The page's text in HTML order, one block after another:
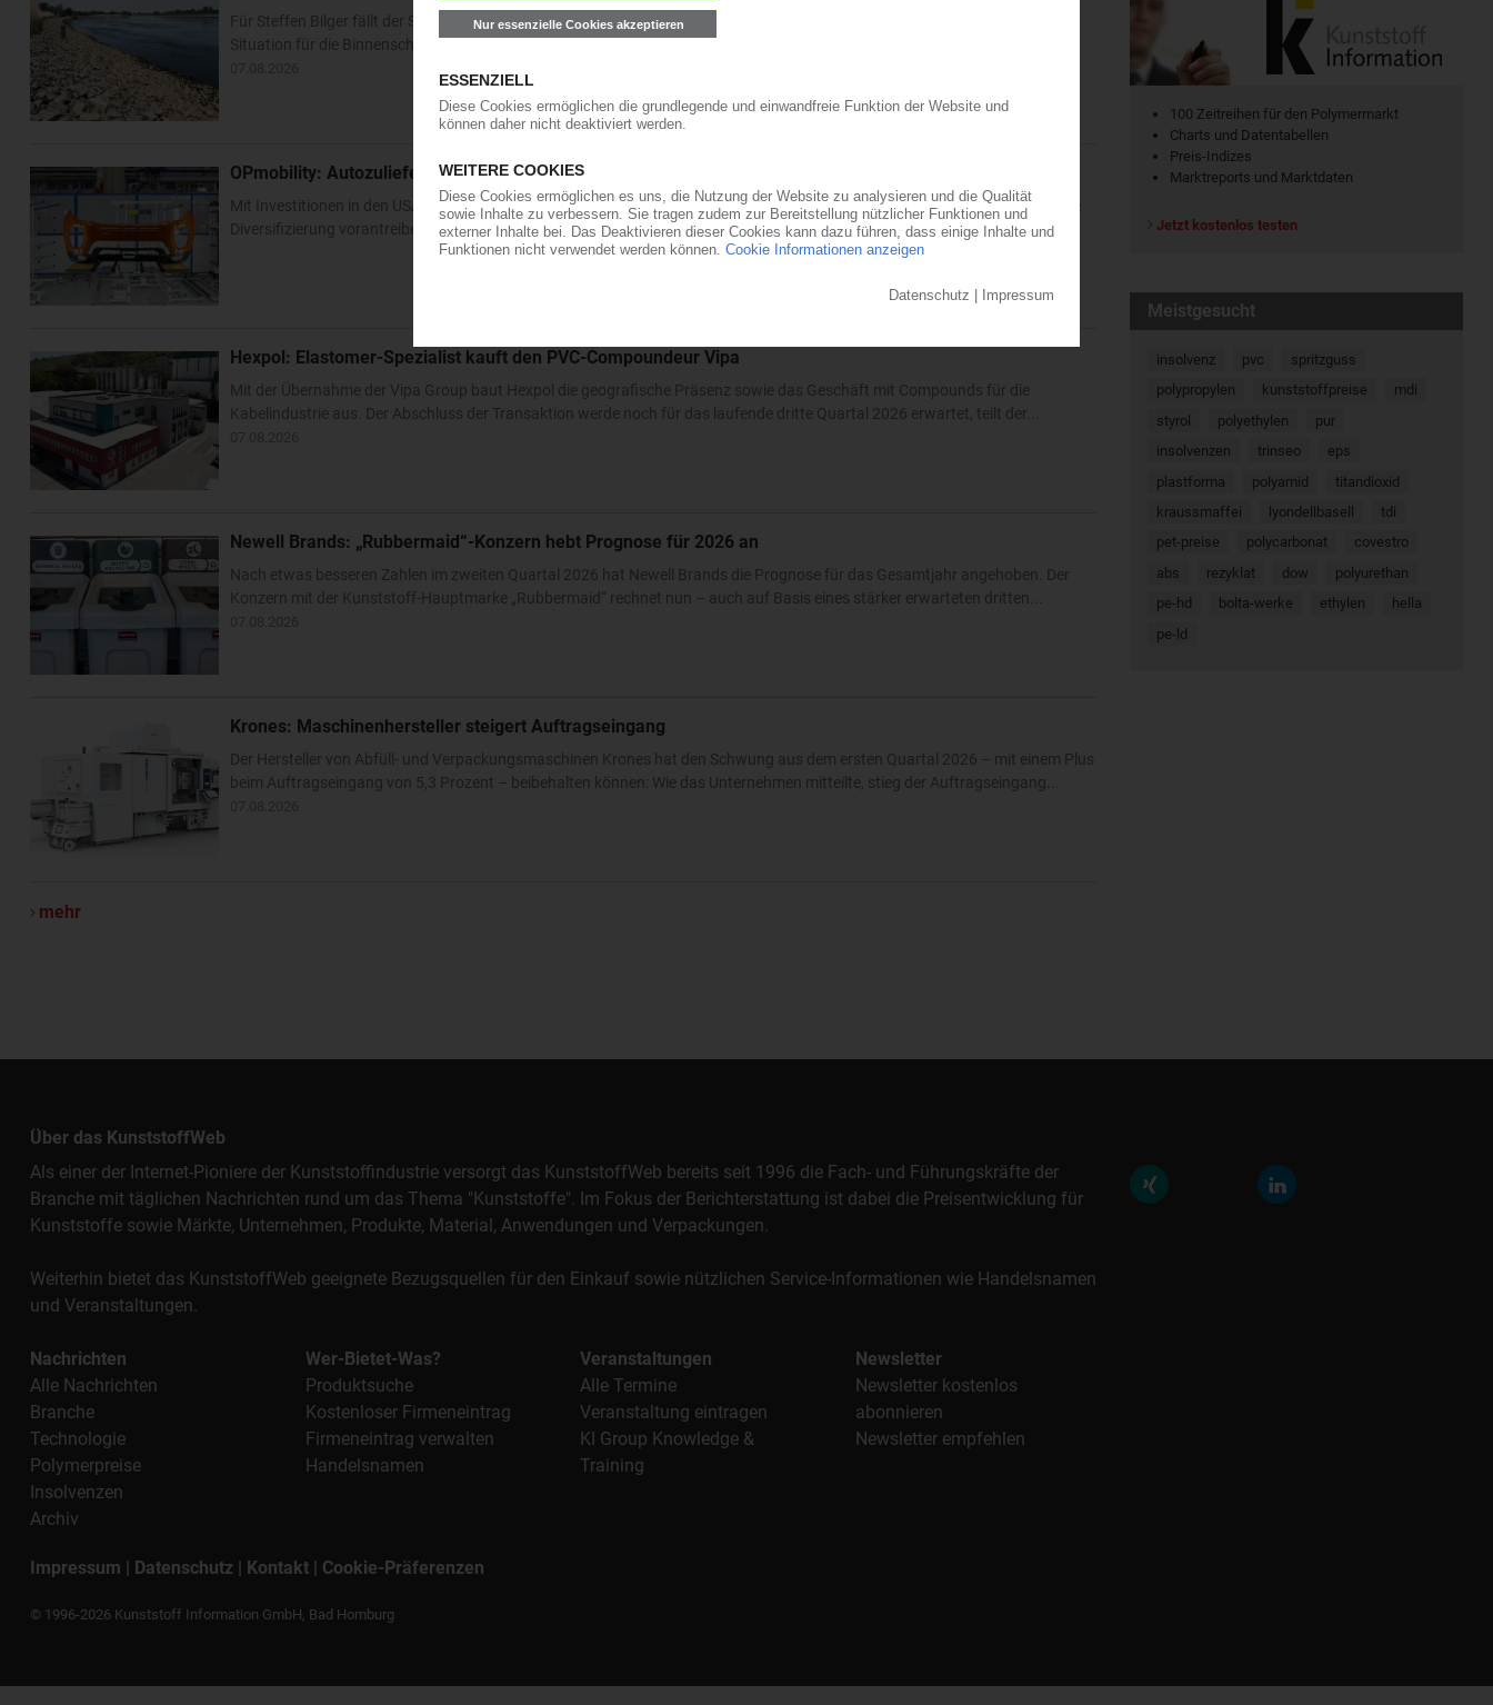
Für Steffen Bilger fällt der Sommerurlaub derzeit so flach wie das Niedrigwasser im Rhein. Angesichts der dramatischen
Situation für die Binnenschifffahrt hat der frisch gekürte Bundesverkehrsminister zur Konferenz nach Bonn geladen. Dort...
OPmobility: Autozulieferer verstärkt Präsenz in den USA und Asien
Mit Investitionen in den USA und Asien will der Automobilzulieferer OPmobility – die frühere Plastic Omnium – seine regionale
Diversifizierung vorantreiben. Im US-Bundesstaat Ohio errichtet der familiengeführte Automobilzulieferer ein... 07.08.2026
Hexpol: Elastomer-Spezialist kauft den PVC-Compoundeur Vipa
Mit der Übernahme der Vipa Group baut Hexpol die geografische Präsenz sowie das Geschäft mit Compounds für die
Kabelindustrie aus. Der Abschluss der Transaktion werde noch für das laufende dritte Quartal 2026 erwartet, teilt der...
Newell Brands: „Rubbermaid“-Konzern hebt Prognose für 2026 an
Nach etwas besseren Zahlen im zweiten Quartal 2026 hat Newell Brands die Prognose für das Gesamtjahr angehoben. Der
Konzern mit der Kunststoff-Hauptmarke „Rubbermaid“ rechnet nun – auch auf Basis eines stärker erwarteten dritten...
Krones: Maschinenhersteller steigert Auftragseingang
Der Hersteller von Abfüll- und Verpackungsmaschinen Krones hat den Schwung aus dem ersten Quartal 2026 – mit einem Plus
beim Auftragseingang von 5,3 Prozent – beibehalten können: Wie das Unternehmen mitteilte, stieg der Auftragseingang...
mehr
100 Zeitreihen für den Polymermarkt
Charts und Datentabellen
Preis-Indizes
Marktreports und Marktdaten
Jetzt kostenlos testen
Meistgesucht
insolvenz pvc
spritzguss
polypropylen
kunststoffpreise
mdi
styrol
polyethylen
pur
insolvenzen
trinseo
eps
plastforma
polyamid
titandioxid
kraussmaffei
lyondellbasell
tdi
pet-preise
polycarbonat
covestro
abs
rezyklat dow
polyurethan
pe-hd
bolta-werke ethylen
hella
pe-ld
Über das KunststoffWeb
Als einer der Internet-Pioniere der Kunststoffindustrie versorgt das KunststoffWeb bereits seit 1996 die Fach- und Führungskräfte der
Branche mit täglichen Nachrichten rund um das Thema "Kunststoffe". Im Fokus der Berichterstattung ist dabei die Preisentwicklung für
Kunststoffe sowie Märkte, Unternehmen, Produkte, Material, Anwendungen und Verpackungen.
Weiterhin bietet das KunststoffWeb geeignete Bezugsquellen für den Einkauf sowie nützlichen Service-Informationen wie Handelsnamen
und Veranstaltungen.
Nachrichten
Alle Nachrichten
Branche
Technologie
Polymerpreise
Insolvenzen
Archiv
Wer-Bietet-Was?
Produktsuche
Kostenloser Firmeneintrag
Firmeneintrag verwalten
Handelsnamen
Veranstaltungen
Alle Termine
Veranstaltung eintragen
KI Group Knowledge &
Training
Newsletter
Newsletter kostenlos
abonnieren
Newsletter empfehlen
Impressum | Datenschutz | Kontakt | Cookie-Präferenzen
© 1996-2026 Kunststoff Information GmbH, Bad Homburg